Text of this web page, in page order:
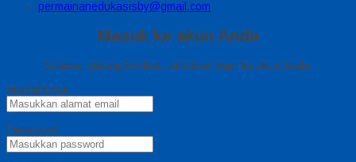
permainanedukasisby@gmail.com
Masuk ke akun Anda
Selamat datang kembali, silahkan login ke akun Anda.
Alamat Email
Password